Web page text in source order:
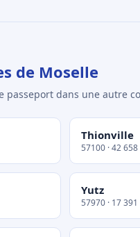
de Moselle
passeport dans une autre
Thionville
57100 · 42
Yutz
57970 · 17